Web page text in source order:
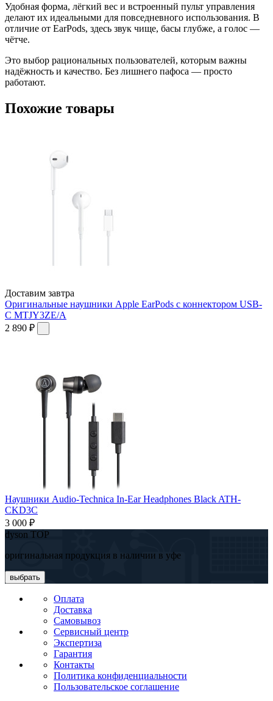
Удобная форма, лёгкий вес и встроенный пульт управления
делают их идеальными для повседневного использования. В
отличие от EarPods, здесь звук чище, басы глубже, а голос —
чётче.
Это выбор рациональных пользователей, которым важны
надёжность и качество. Без лишнего пафоса — просто
работают.
Похожие товары
Доставим завтра
Оригинальные наушники Apple EarPods с коннектором USB-
C MTJY3ZE/A
2 890 ₽
Наушники Audio-Technica In-Ear Headphones Black ATH-
CKD3C
3 000 ₽
dyson TOP
оригинальная продукция в наличии в уфе
выбрать
Оплата
Доставка
Самовывоз
Сервисный центр
Экспертиза
Гарантия
Контакты
Политика конфиденциальности
Пользовательское соглашение